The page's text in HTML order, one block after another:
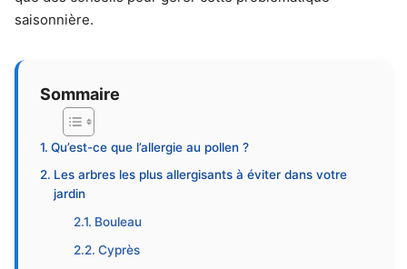
saisonnière.
Sommaire
Qu’est-ce que l’allergie au pollen ?
Les arbres les plus allergisants à éviter dans votre
jardin
Bouleau
Cyprès